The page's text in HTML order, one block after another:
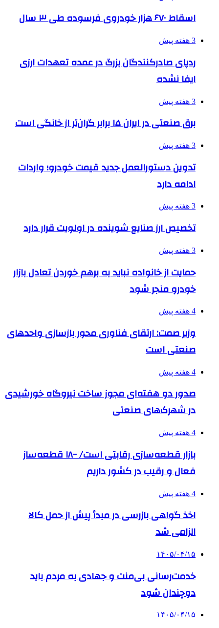
اسقاط ۶۷۰ هزار خودروی فرسوده طی ۳ سال
3 هفته پیش
ردپای صادرکنندگان بزرگ در عمده تعهدات ارزی
ایفا نشده
3 هفته پیش
برق صنعتی در ایران ۱۵ برابر گران‌تر از خانگی است
3 هفته پیش
تدوین دستورالعمل جدید قیمت خودرو؛ واردات
ادامه دارد
3 هفته پیش
تخصیص ارز صنایع شوینده در اولویت قرار دارد
3 هفته پیش
حمایت از خانواده نباید به برهم خوردن تعادل بازار
خودرو منجر شود
4 هفته پیش
وزیر صمت: ارتقای فناوری محور بازسازی واحدهای
صنعتی است
4 هفته پیش
صدور دو هفته‌ای مجوز ساخت نیروگاه خورشیدی
در شهرک‌های صنعتی
4 هفته پیش
بازار قطعه‌سازی رقابتی است/ ۱۸۰۰ قطعه‌ساز
فعال و رقیب در کشور داریم
4 هفته پیش
اخذ گواهی بازرسی در مبدأ پیش از حمل کالا
الزامی شد
۱۴۰۵/۰۴/۱۵
خدمت‌رسانی بی‌منت و جهادی به مردم باید
دوچندان شود
۱۴۰۵/۰۴/۱۵